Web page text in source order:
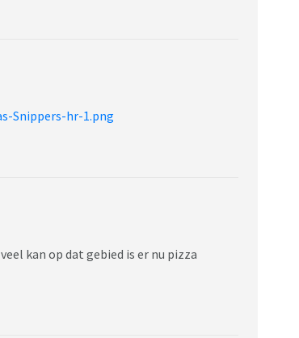
Snippers-hr-1.png
kan op dat gebied is er nu pizza